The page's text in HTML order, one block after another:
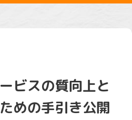
ビスの質向上と
めの手引き公開